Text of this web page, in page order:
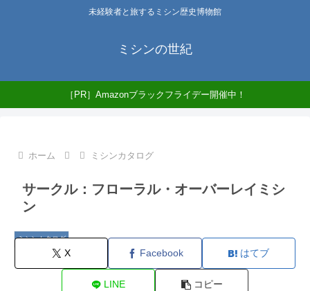
未経験者と旅するミシン歴史博物館
ミシンの世紀
［PR］Amazonブラックフライデー開催中！
ホーム ミシンカタログ
サークル：フローラル・オーバーレイミシ
ン
ミシンカタログ
X Facebook はてブ
LINE コピー